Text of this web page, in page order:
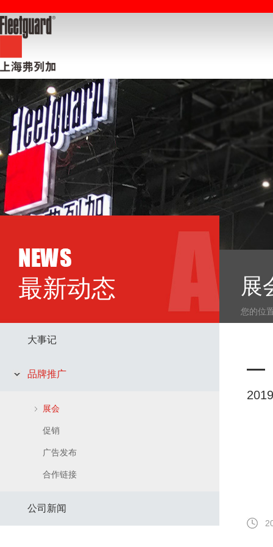
最新动态
大事记
品牌推广
展会
促销
广告发布
合作链接
公司新闻
展
您的位